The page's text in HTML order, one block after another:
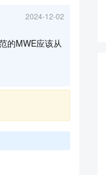
2024-12-02
的MWE应该从